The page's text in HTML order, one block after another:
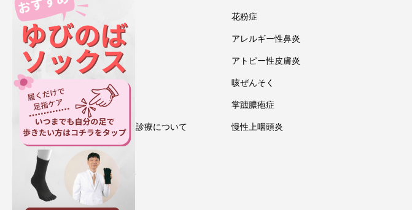
あいうべ体操
ゆびのば体操
ブログ
アクセス・地図
お問い合わせ
情報通信機器を用いた診療について
プライバシーポリシー
ゆびのばソックス通販
花粉症
アレルギー性鼻炎
アトピー性皮膚炎
咳ぜんそく
掌蹠膿疱症
慢性上咽頭炎